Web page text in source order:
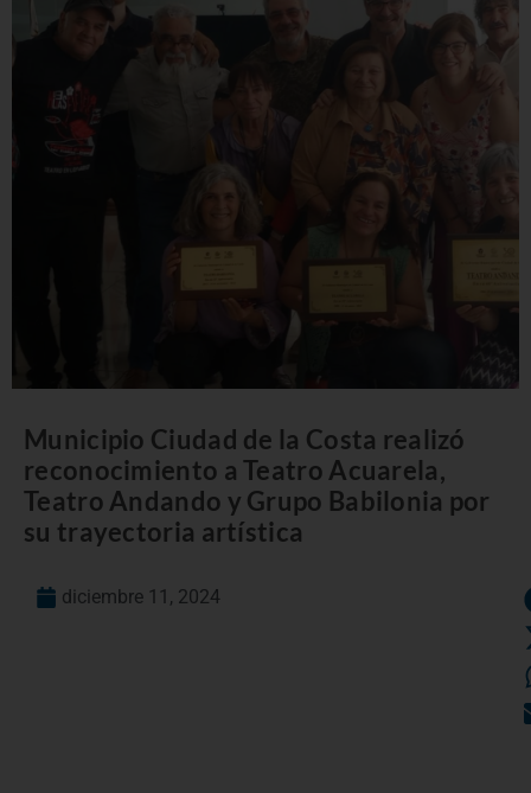
Municipio Ciudad de la Costa realizó
reconocimiento a Teatro Acuarela,
Teatro Andando y Grupo Babilonia por
su trayectoria artística
diciembre 11, 2024